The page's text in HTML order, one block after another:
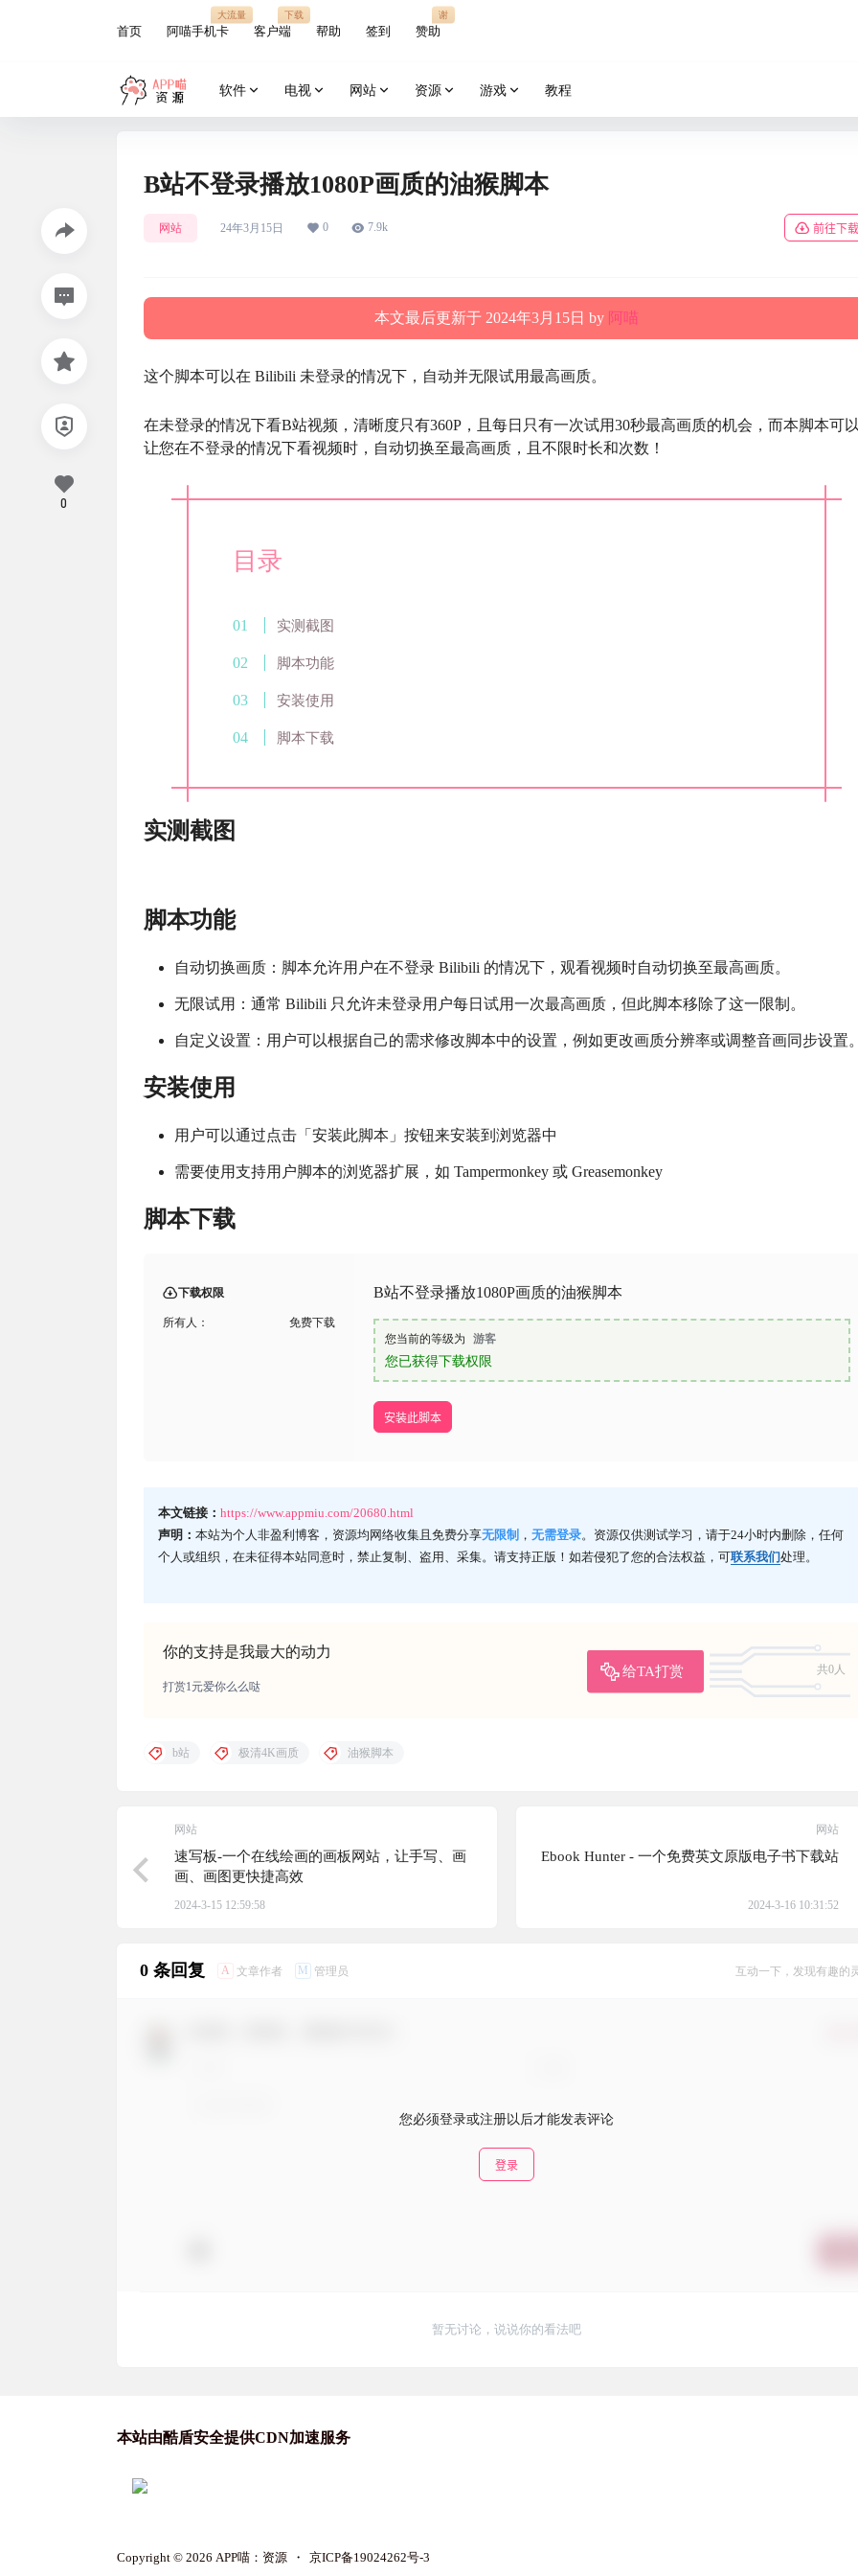
首页 阿喵手机卡
大流量
客户端
下载
帮助 签到 赞助
谢
软件 电视 网站 资源 游戏 教程
B站不登录播放1080P画质的油猴脚本
网站 24年3月15日 0 7.9k 前往下载
本文最后更新于 2024年3月15日 by 阿喵
这个脚本可以在 Bilibili 未登录的情况下，自动并无限试用最高画质。
在未登录的情况下看B站视频，清晰度只有360P，且每日只有一次试用30秒最高画质的机会，而本脚本可
让您在不登录的情况下看视频时，自动切换至最高画质，且不限时长和次数！
目录
实测截图
脚本功能
安装使用
脚本下载
实测截图
脚本功能
自动切换画质：脚本允许用户在不登录 Bilibili 的情况下，观看视频时自动切换至最高画质。
无限试用：通常 Bilibili 只允许未登录用户每日试用一次最高画质，但此脚本移除了这一限制。
自定义设置：用户可以根据自己的需求修改脚本中的设置，例如更改画质分辨率或调整音画同步设置
安装使用
用户可以通过点击「安装此脚本」按钮来安装到浏览器中
需要使用支持用户脚本的浏览器扩展，如 Tampermonkey 或 Greasemonkey
脚本下载
下载权限
所有人： 免费下载
B站不登录播放1080P画质的油猴脚本
您当前的等级为 游客
您已获得下载权限
安装此脚本
本文链接： https://www.appmiu.com/20680.html
声明： 本站为个人非盈利博客，资源均网络收集且免费分享无限制 ， 无需登录。资源仅供测试学习，请于24小时内删除，任何
个人或组织，在未征得本站同意时，禁止复制、盗用、采集。请支持正版！如若侵犯了您的合法权益，可联系我们处理。
你的支持是我最大的动力
给TA打赏
共0人
打赏1元爱你么么哒
0
b站 极清4K画质 油猴脚本
网站
速写板-一个在线绘画的画板网站，让手写、画
画、画图更快捷高效
2024-3-15 12:59:58
网站
Ebook Hunter - 一个免费英文原版电子书下载站
2024-3-16 10:31:52
0 条回复 A 文章作者 M 管理员 互动一下，发现有趣的
您必须登录或注册以后才能发表评论
登录
暂无讨论，说说你的看法吧
本站由酷盾安全提供CDN加速服务
Copyright © 2026 APP喵：资源 ・ 京ICP备19024262号-3